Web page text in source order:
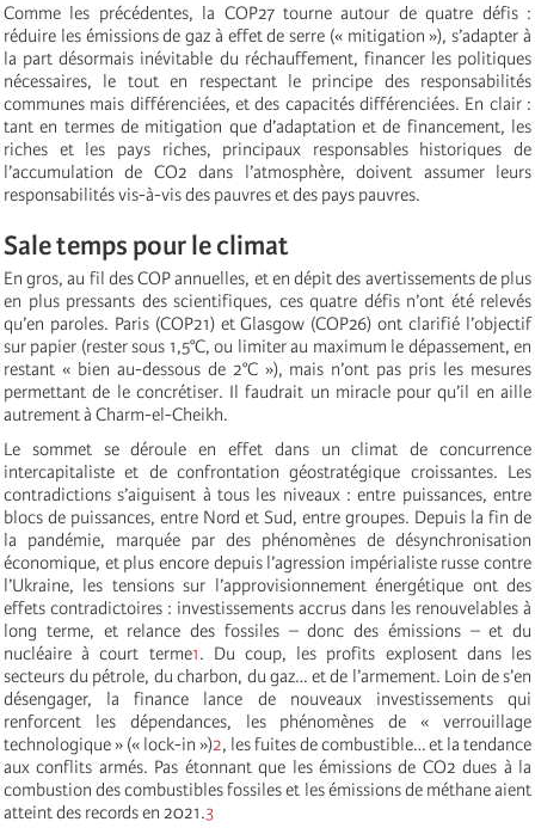
Comme les précédentes, la COP27 tourne autour de quatre défis :
réduire les émissions de gaz à effet de serre (« mitigation »), s’adapter à
la part désormais inévitable du réchauffement, financer les politiques
nécessaires, le tout en respectant le principe des responsabilités
communes mais différenciées, et des capacités différenciées. En clair :
tant en termes de mitigation que d’adaptation et de financement, les
riches et les pays riches, principaux responsables historiques de
l’accumulation de CO2 dans l’atmosphère, doivent assumer leurs
responsabilités vis-à-vis des pauvres et des pays pauvres.
Sale temps pour le climat
En gros, au fil des COP annuelles, et en dépit des avertissements de plus
en plus pressants des scientifiques, ces quatre défis n’ont été relevés
qu’en paroles. Paris (COP21) et Glasgow (COP26) ont clarifié l’objectif
sur papier (rester sous 1,5°C, ou limiter au maximum le dépassement, en
restant « bien au-dessous de 2°C »), mais n’ont pas pris les mesures
permettant de le concrétiser. Il faudrait un miracle pour qu’il en aille
autrement à Charm-el-Cheikh.
Le sommet se déroule en effet dans un climat de concurrence
intercapitaliste et de confrontation géostratégique croissantes. Les
contradictions s’aiguisent à tous les niveaux : entre puissances, entre
blocs de puissances, entre Nord et Sud, entre groupes. Depuis la fin de
la pandémie, marquée par des phénomènes de désynchronisation
économique, et plus encore depuis l’agression impérialiste russe contre
l’Ukraine, les tensions sur l’approvisionnement énergétique ont des
effets contradictoires : investissements accrus dans les renouvelables à
long terme, et relance des fossiles – donc des émissions – et du
nucléaire à court terme1. Du coup, les profits explosent dans les
secteurs du pétrole, du charbon, du gaz… et de l’armement. Loin de s’en
désengager, la finance lance de nouveaux investissements qui
renforcent les dépendances, les phénomènes de « verrouillage
technologique » (« lock-in »)2, les fuites de combustible… et la tendance
aux conflits armés. Pas étonnant que les émissions de CO2 dues à la
combustion des combustibles fossiles et les émissions de méthane aient
atteint des records en 2021.3